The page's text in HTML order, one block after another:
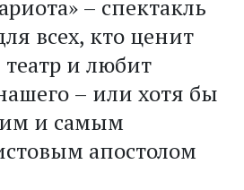
– спектакль
всех, кто ценит
и любит
– или хотя бы
им и самым
апостолом